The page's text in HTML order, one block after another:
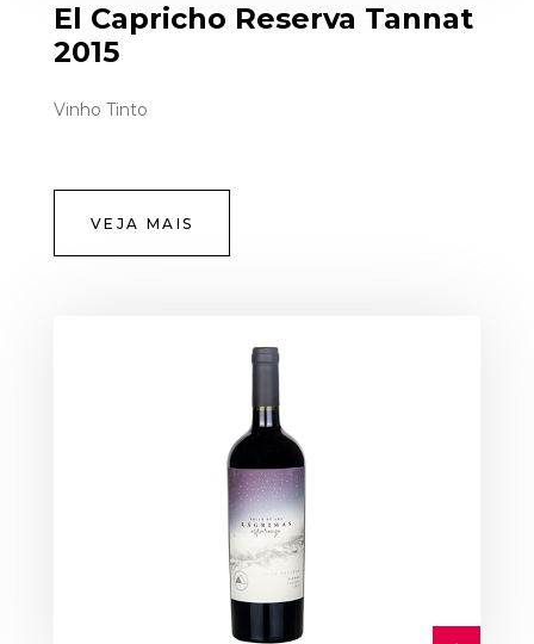
El Capricho Reserva Tannat
2015
Vinho Tinto
VEJA MAIS